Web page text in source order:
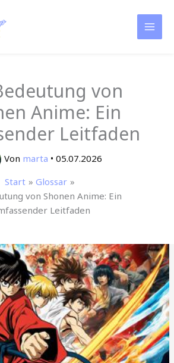
von
Anime: Ein
Leitfaden
Von marta • 05.07.2026
Start
Glossar
von Shonen Anime: Ein
Leitfaden